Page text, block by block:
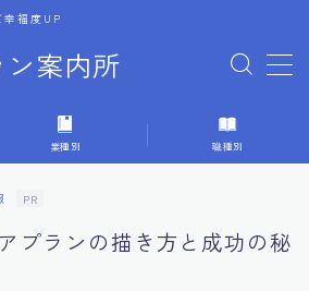
案内所
幸福度UP
の選び方
問リスト
業種別 職種別
PR
プランの描き方と成功の秘